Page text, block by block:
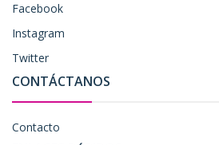
Facebook
Instagram
Twitter
CONTÁCTANOS
Contacto